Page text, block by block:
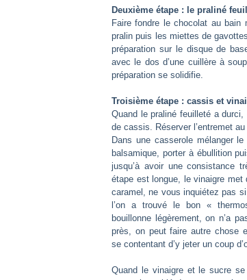
Deuxième étape : le praliné
Faire fondre le chocolat au
pralin puis les miettes de
préparation sur le disque de
avec le dos d’une cuillère à
préparation se solidifie.
Troisième étape : cassis et
Quand le praliné feuilleté a
de cassis. Réserver l’entremet
Dans une casserole mélanger
balsamique, porter à ébullition
jusqu’à avoir une consistance
étape est longue, le vinaigre
caramel, ne vous inquiétez pas
l’on a trouvé le bon «
bouillonne légèrement, on n’a
près, on peut faire autre chose
se contentant d’y jeter un coup
Quand le vinaigre et le sucre